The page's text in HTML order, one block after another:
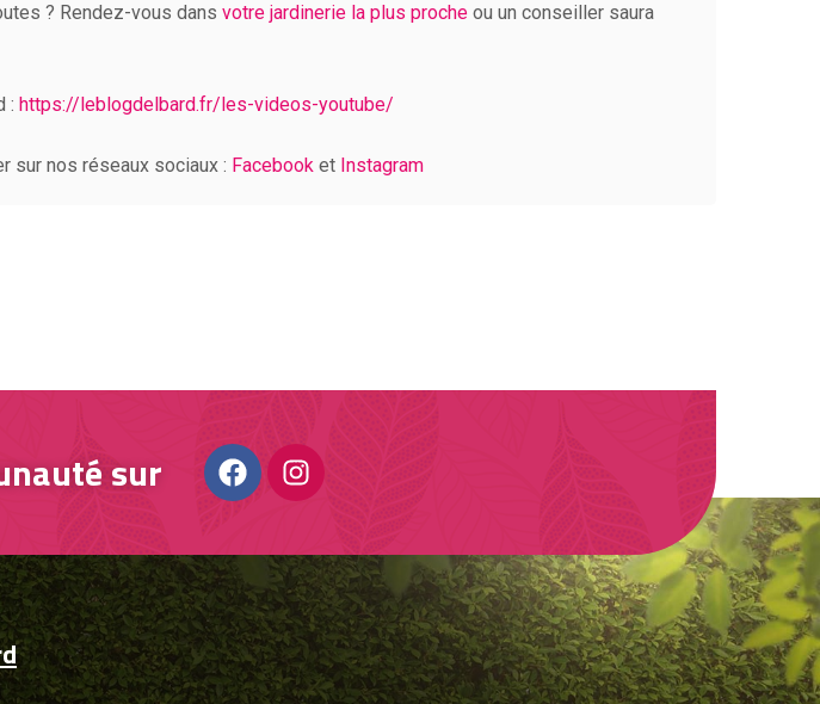
? Rendez-vous dans votre jardinerie la plus proche ou un conseiller saura
: https://leblogdelbard.fr/les-videos-youtube/
sur nos réseaux sociaux : Facebook et Instagram
sur